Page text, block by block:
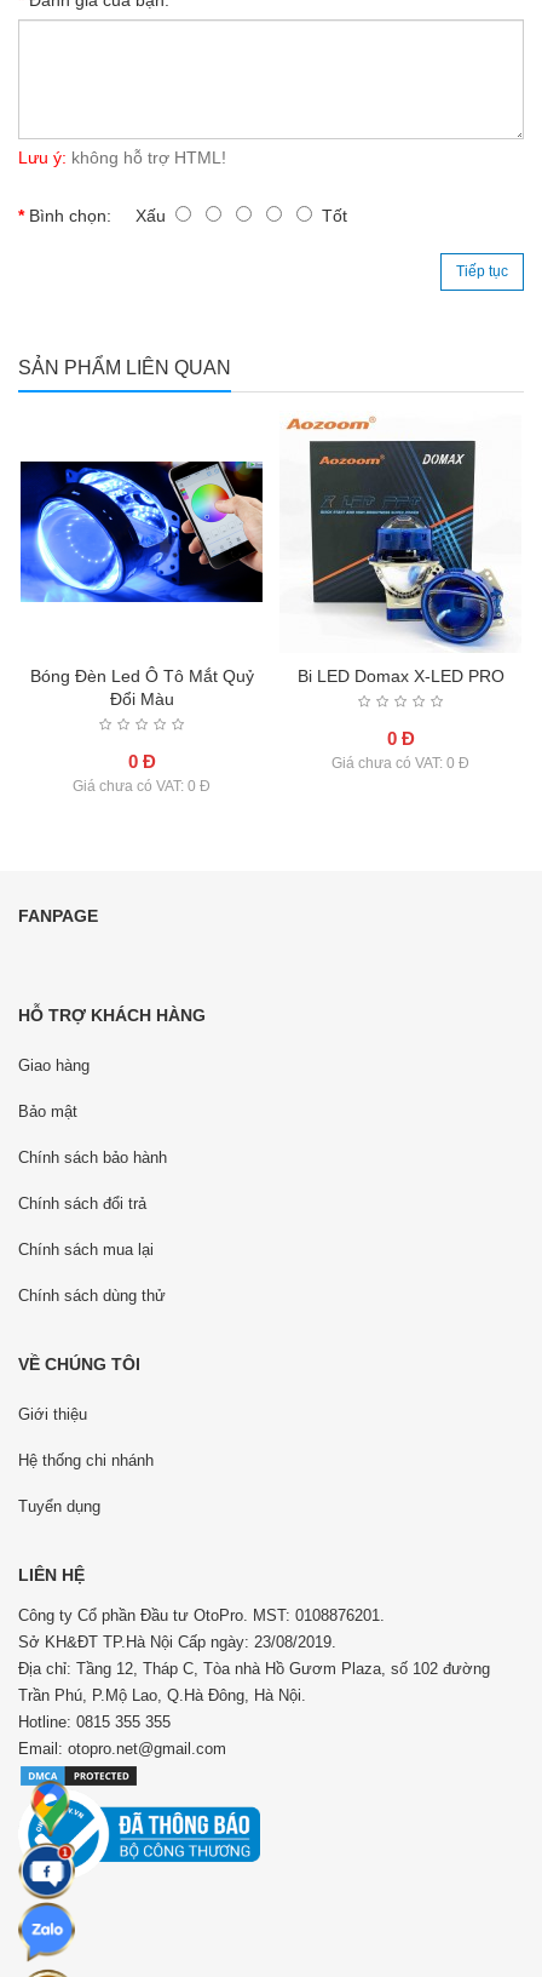
Lưu ý: không hỗ trợ HTML!
Bình chọn: Xấu Tốt
Tiếp tục
SẢN PHẨM LIÊN QUAN
Bóng Đèn Led Ô Tô Mắt Quỷ
Đổi Màu
0 Đ
Giá chưa có VAT: 0 Đ
Bi LED Domax X-LED PRO
0 Đ
Giá chưa có VAT: 0 Đ
FANPAGE
HỖ TRỢ KHÁCH HÀNG
Giao hàng
Bảo mật
Chính sách bảo hành
Chính sách đổi trả
Chính sách mua lại
Chính sách dùng thử
VỀ CHÚNG TÔI
Giới thiệu
Hệ thống chi nhánh
Tuyển dụng
LIÊN HỆ
Công ty Cổ phần Đầu tư OtoPro. MST: 0108876201.
Sở KH&ĐT TP.Hà Nội Cấp ngày: 23/08/2019.
Địa chỉ: Tầng 12, Tháp C, Tòa nhà Hồ Gươm Plaza, số 102 đường
Trần Phú, P.Mộ Lao, Q.Hà Đông, Hà Nội.
Hotline: 0815 355 355
Email: otopro.net@gmail.com